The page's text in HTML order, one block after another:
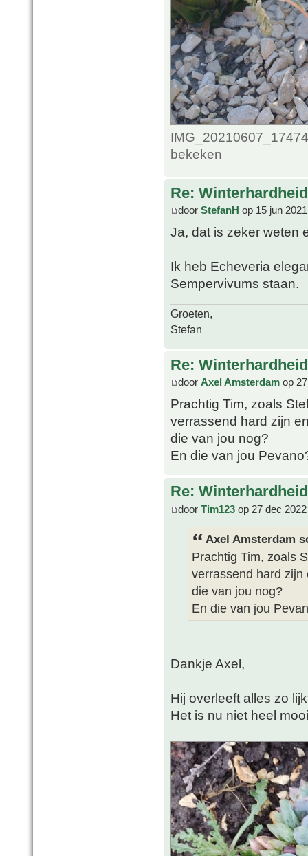
bekeken
Re:
door StefanH op 15 jun
Ja, dat is zeker weten
Ik heb Echeveria
Sempervivums staan.
Groeten,
Stefan
Re:
door Axel Amsterdam op
Prachtig Tim, zoals
verrassend hard zijn
die van jou nog?
En die van jou
Re:
door Tim123 op 27 dec
Axel Amsterdam
Prachtig Tim, zoals
verrassend hard
die van jou nog?
En die van jou
Dankje Axel,
Hij overleeft alles zo
Het is nu niet heel